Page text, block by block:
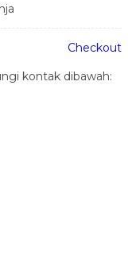
Checkout
kontak dibawah: